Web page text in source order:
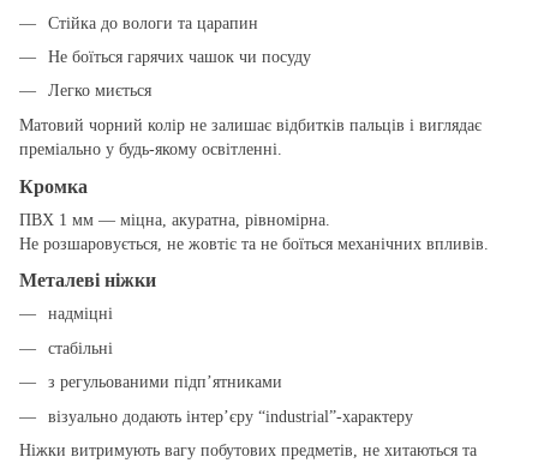
Стійка до вологи та царапин
Не боїться гарячих чашок чи посуду
Легко миється
Матовий чорний колір не залишає відбитків пальців і виглядає
преміально у будь-якому освітленні.
Кромка
ПВХ 1 мм — міцна, акуратна, рівномірна.
Не розшаровується, не жовтіє та не боїться механічних впливів.
Металеві ніжки
надміцні
стабільні
з регульованими підп’ятниками
візуально додають інтер’єру “industrial”-характеру
Ніжки витримують вагу побутових предметів, не хитаються та